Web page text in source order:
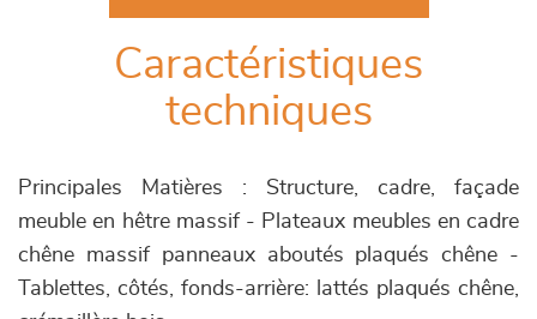
Caractéristiques
techniques
Principales Matières : Structure, cadre, façade
meuble en hêtre massif - Plateaux meubles en cadre
chêne massif panneaux aboutés plaqués chêne -
Tablettes, côtés, fonds-arrière: lattés plaqués chêne,